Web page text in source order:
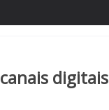
digitais